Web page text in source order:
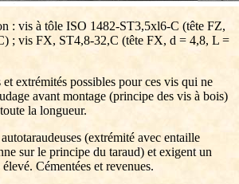
: vis à tôle ISO 1482-ST3,5xl6-C (tête FZ,
; vis FX, ST4,8-32,C (tête FX, d = 4,8, L =
extrémités possibles pour ces vis qui ne
avant montage (principe des vis à bois)
la longueur.
(extrémité avec entaille
sur le principe du taraud) et exigent un
Cémentées et revenues.